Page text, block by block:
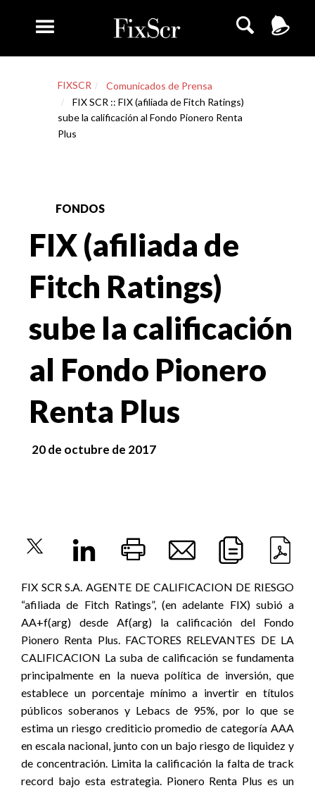
FIXSCR
Comunicados de Prensa
FIX SCR :: FIX (afiliada de Fitch Ratings)
sube la calificación al Fondo Pionero Renta
Plus
FONDOS
FIX (afiliada de
Fitch Ratings)
sube la calificación
al Fondo Pionero
Renta Plus
20 de octubre de 2017
FIX SCR S.A. AGENTE DE CALIFICACION DE RIESGO
“afiliada de Fitch Ratings”, (en adelante FIX) subió a
AA+f(arg) desde Af(arg) la calificación del Fondo
Pionero Renta Plus. FACTORES RELEVANTES DE LA
CALIFICACION La suba de calificación se fundamenta
principalmente en la nueva política de inversión, que
establece un porcentaje mínimo a invertir en títulos
públicos soberanos y Lebacs de 95%, por lo que se
estima un riesgo crediticio promedio de categoría AAA
en escala nacional, junto con un bajo riesgo de liquidez y
de concentración. Limita la calificación la falta de track
record bajo esta estrategia. Pionero Renta Plus es un